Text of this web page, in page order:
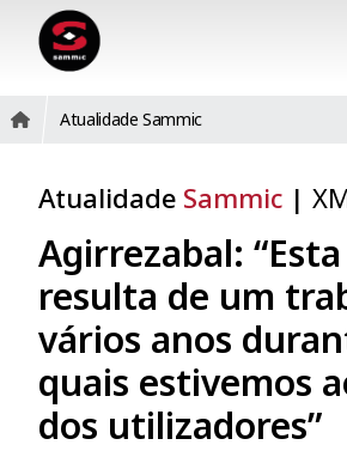
Atualidade Sammic
Atualidade Sammic |
Agirrezabal:
resulta de um
vários anos
quais estivemos
dos utilizadores”